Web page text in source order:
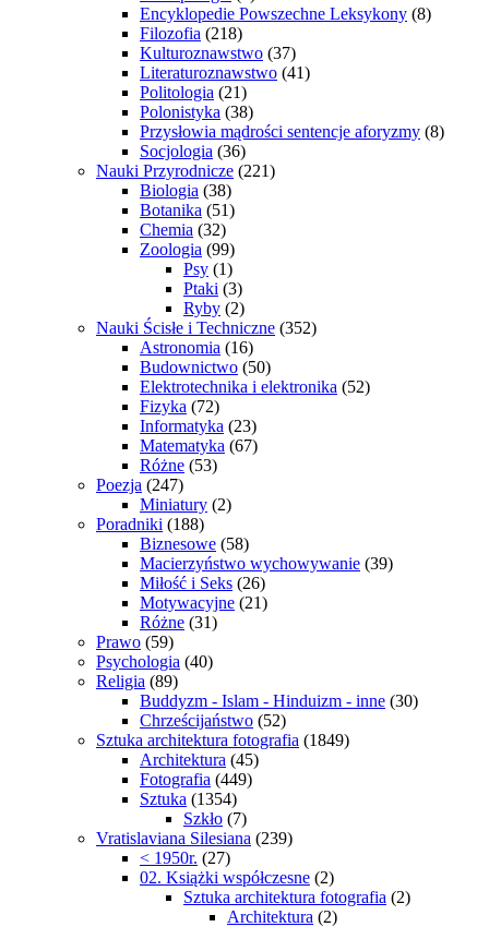
Encyklopedie Powszechne Leksykony (8)
Filozofia (218)
Kulturoznawstwo (37)
Literaturoznawstwo (41)
Politologia (21)
Polonistyka (38)
Przysłowia mądrości sentencje aforyzmy (8)
Socjologia (36)
Nauki Przyrodnicze (221)
Biologia (38)
Botanika (51)
Chemia (32)
Zoologia (99)
Psy (1)
Ptaki (3)
Ryby (2)
Nauki Ścisłe i Techniczne (352)
Astronomia (16)
Budownictwo (50)
Elektrotechnika i elektronika (52)
Fizyka (72)
Informatyka (23)
Matematyka (67)
Różne (53)
Poezja (247)
Miniatury (2)
Poradniki (188)
Biznesowe (58)
Macierzyństwo wychowywanie (39)
Miłość i Seks (26)
Motywacyjne (21)
Różne (31)
Prawo (59)
Psychologia (40)
Religia (89)
Buddyzm - Islam - Hinduizm - inne (30)
Chrześcijaństwo (52)
Sztuka architektura fotografia (1849)
Architektura (45)
Fotografia (449)
Sztuka (1354)
Szkło (7)
Vratislaviana Silesiana (239)
< 1950r. (27)
02. Książki współczesne (2)
Sztuka architektura fotografia (2)
Architektura (2)